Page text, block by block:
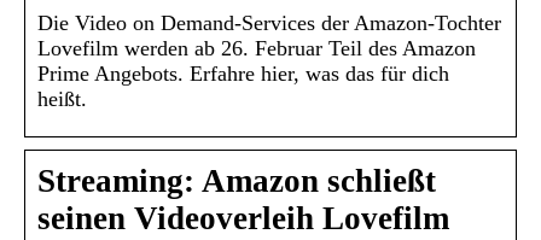
Die Video on Demand-Services der Amazon-Tochter
Lovefilm werden ab 26. Februar Teil des Amazon
Prime Angebots. Erfahre hier, was das für dich
heißt.
Streaming: Amazon schließt
seinen Videoverleih Lovefilm